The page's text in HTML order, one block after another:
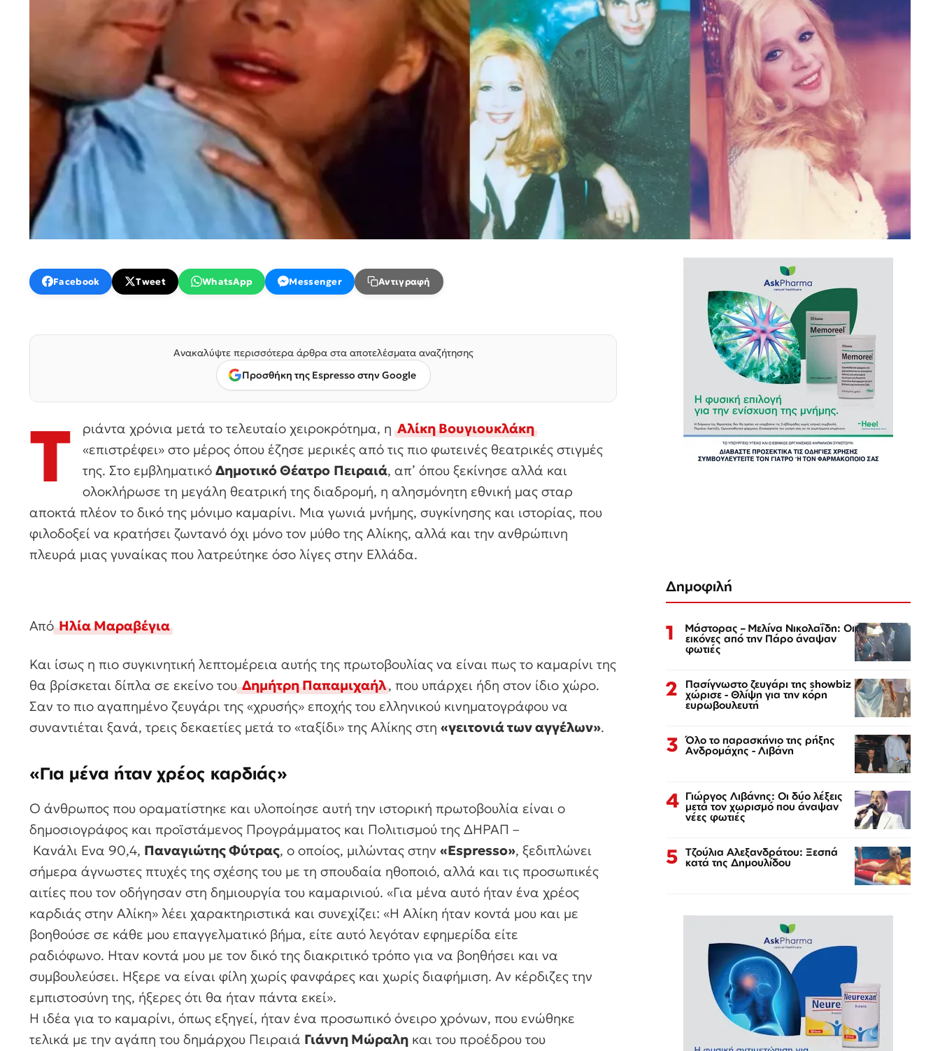
Facebook Tweet WhatsApp Messenger Αντιγραφή
Ανακαλύψτε περισσότερα άρθρα στα αποτελέσματα αναζήτησης
Προσθήκη της Espresso στην Google
Τ ριάντα χρόνια μετά το τελευταίο χειροκρότημα, ηΑλίκη Βουγιουκλάκη
«επιστρέφει» στο μέρος όπου έζησε μερικές από τις πιο φωτεινές θεατρικές στιγμές
της. Στο εμβληματικό Δημοτικό Θέατρο Πειραιά, απ’ όπου ξεκίνησε αλλά και
ολοκλήρωσε τη μεγάλη θεατρική της διαδρομή, η αλησμόνητη εθνική μας σταρ
αποκτά πλέον το δικό της μόνιμο καμαρίνι. Μια γωνιά μνήμης, συγκίνησης και ιστορίας, που
φιλοδοξεί να κρατήσει ζωντανό όχι μόνο τον μύθο της Αλίκης, αλλά και την ανθρώπινη
πλευρά μιας γυναίκας που λατρεύτηκε όσο λίγες στην Ελλάδα.
ΑπόΗλία Μαραβέγια
Και ίσως η πιο συγκινητική λεπτομέρεια αυτής της πρωτοβουλίας να είναι πως το καμαρίνι της
θα βρίσκεται δίπλα σε εκείνο του Δημήτρη Παπαμιχαήλ, που υπάρχει ήδη στον ίδιο χώρο.
Σαν το πιο αγαπημένο ζευγάρι της «χρυσής» εποχής του ελληνικού κινηματογράφου να
συναντιέται ξανά, τρεις δεκαετίες μετά το «ταξίδι» της Αλίκης στη «γειτονιά των αγγέλων».
«Για μένα ήταν χρέος καρδιάς»
Ο άνθρωπος που οραματίστηκε και υλοποίησε αυτή την ιστορική πρωτοβουλία είναι ο
δημοσιογράφος και προϊστάμενος Προγράμματος και Πολιτισμού της ΔΗΡΑΠ –
Κανάλι Ενα 90,4, Παναγιώτης Φύτρας, ο οποίος, μιλώντας στην «Espresso», ξεδιπλώνει
σήμερα άγνωστες πτυχές της σχέσης του με τη σπουδαία ηθοποιό, αλλά και τις προσωπικές
αιτίες που τον οδήγησαν στη δημιουργία του καμαρινιού. «Για μένα αυτό ήταν ένα χρέος
καρδιάς στην Αλίκη» λέει χαρακτηριστικά και συνεχίζει: «Η Αλίκη ήταν κοντά μου και με
βοηθούσε σε κάθε μου επαγγελματικό βήμα, είτε αυτό λεγόταν εφημερίδα είτε
ραδιόφωνο. Ηταν κοντά μου με τον δικό της διακριτικό τρόπο για να βοηθήσει και να
συμβουλεύσει. Ηξερε να είναι φίλη χωρίς φανφάρες και χωρίς διαφήμιση. Αν κέρδιζες την
εμπιστοσύνη της, ήξερες ότι θα ήταν πάντα εκεί».
Η ιδέα για το καμαρίνι, όπως εξηγεί, ήταν ένα προσωπικό όνειρο χρόνων, που ενώθηκε
τελικά με την αγάπη του δημάρχου Πειραιά Γιάννη Μώραλη και του προέδρου του
Δημοφιλή
1 Μάστορας – Μελίνα Νικολαΐδη: Οι
εικόνες από την Πάρο άναψαν
φωτιές
2 Πασίγνωστο ζευγάρι της showbiz
χώρισε - Θλίψη για την κόρη
ευρωβουλευτή
3 Όλο το παρασκήνιο της ρήξης
Ανδρομάχης - Λιβάνη
4 Γιώργος Λιβάνης: Οι δύο λέξεις
μετά τον χωρισμό που άναψαν
νέες φωτιές
5 Τζούλια Αλεξανδράτου: Ξεσπά
κατά της Δημουλίδου